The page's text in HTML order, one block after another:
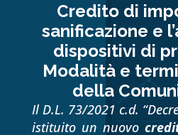
Credito di
sanificazione e
dispositivi di
Modalità e
della
Il D.L. 73/2021 c.d.
istituito un nuovo